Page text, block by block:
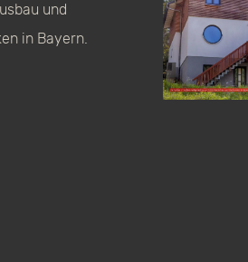
und
in Bayern.